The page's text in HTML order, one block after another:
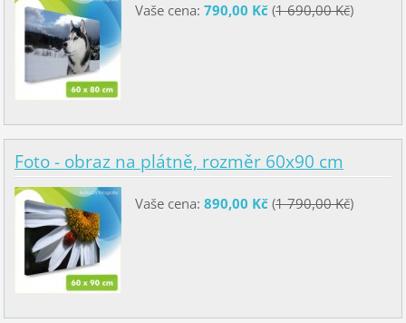
Vaše cena: 790,00 Kč(1 690,00 Kč)
Foto - obraz na plátně, rozměr 60x90 cm
Vaše cena: 890,00 Kč(1 790,00 Kč)